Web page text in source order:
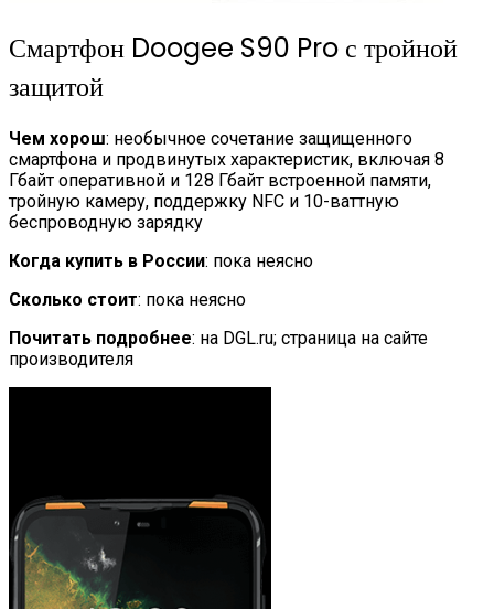
Смартфон Doogee S90 Pro с тройной
защитой
Чем хорош: необычное сочетание защищенного
смартфона и продвинутых характеристик, включая 8
Гбайт оперативной и 128 Гбайт встроенной памяти,
тройную камеру, поддержку NFC и 10-ваттную
беспроводную зарядку
Когда купить в России: пока неясно
Сколько стоит: пока неясно
Почитать подробнее: на DGL.ru; страница на сайте
производителя